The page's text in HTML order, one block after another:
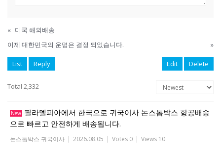
« 미국 해외배송
이제 대한민국의 운명은 결정 되었습니다.
»
List Reply Edit Delete
Total 2,332
New 필라델피아에서 한국으로 귀국이사 논스톱박스 항공배송
으로 빠르고 안전하게 배송됩니다.
논스톱박스 귀국이사 | 2026.08.05 | Votes 0 | Views 10